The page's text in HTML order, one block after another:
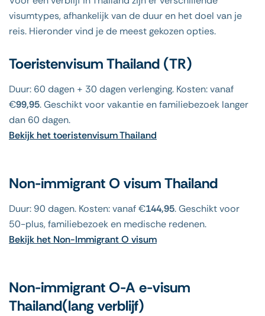
visumtypes, afhankelijk van de duur en het doel van je
reis. Hieronder vind je de meest gekozen opties.
Toeristenvisum Thailand (TR)
Duur: 60 dagen + 30 dagen verlenging. Kosten: vanaf
€99,95. Geschikt voor vakantie en familiebezoek langer
dan 60 dagen.
Bekijk het toeristenvisum Thailand
Non-immigrant O visum Thailand
Duur: 90 dagen. Kosten: vanaf €144,95. Geschikt voor
50-plus, familiebezoek en medische redenen.
Bekijk het Non-Immigrant O visum
Non-immigrant O-A e-visum
Thailand(lang verblijf)